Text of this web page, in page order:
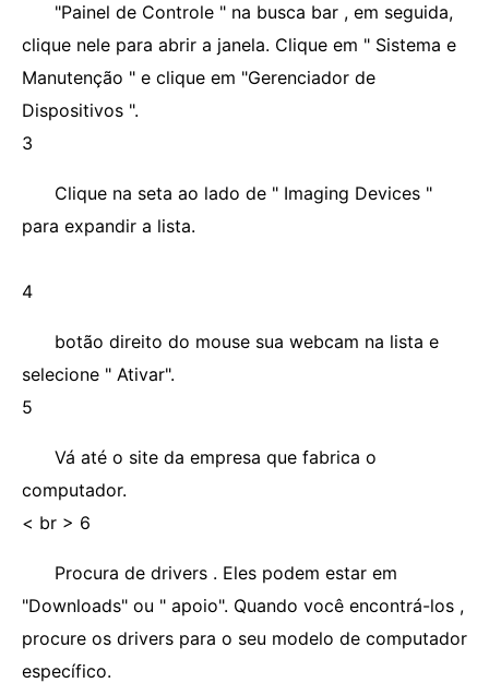
"Painel de Controle " na busca bar , em seguida,
clique nele para abrir a janela. Clique em " Sistema e
Manutenção " e clique em "Gerenciador de
Dispositivos ".
3
Clique na seta ao lado de " Imaging Devices "
para expandir a lista.
4
botão direito do mouse sua webcam na lista e
selecione " Ativar".
5
Vá até o site da empresa que fabrica o
computador.
< br > 6
Procura de drivers . Eles podem estar em
"Downloads" ou " apoio". Quando você encontrá-los ,
procure os drivers para o seu modelo de computador
específico.